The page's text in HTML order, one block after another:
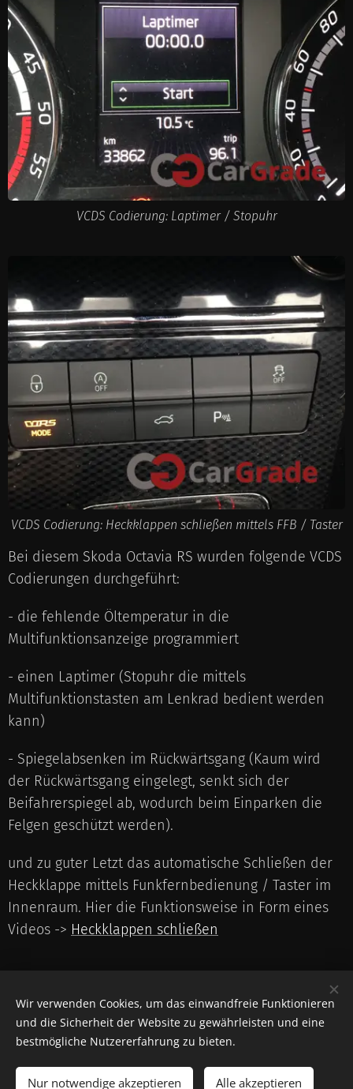
VCDS Codierung: Laptimer / Stopuhr
VCDS Codierung: Heckklappen schließen mittels FFB / Taster
Bei diesem Skoda Octavia RS wurden folgende VCDS
Codierungen durchgeführt:
- die fehlende Öltemperatur in die
Multifunktionsanzeige programmiert
- einen Laptimer (Stopuhr die mittels
Multifunktionstasten am Lenkrad bedient werden
kann)
- Spiegelabsenken im Rückwärtsgang (Kaum wird
der Rückwärtsgang eingelegt, senkt sich der
Beifahrerspiegel ab, wodurch beim Einparken die
Felgen geschützt werden).
und zu guter Letzt das automatische Schließen der
Heckklappe mittels Funkfernbedienung / Taster im
Innenraum. Hier die Funktionsweise in Form eines
Videos -> Heckklappen schließen
Wir verwenden Cookies, um das einwandfreie Funktionieren
und die Sicherheit der Website zu gewährleisten und eine
bestmögliche Nutzererfahrung zu bieten.
Nur notwendige akzeptieren Alle akzeptieren